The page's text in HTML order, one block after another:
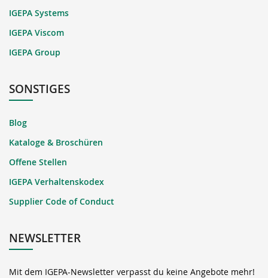
IGEPA Systems
IGEPA Viscom
IGEPA Group
SONSTIGES
Blog
Kataloge & Broschüren
Offene Stellen
IGEPA Verhaltenskodex
Supplier Code of Conduct
NEWSLETTER
Mit dem IGEPA-Newsletter verpasst du keine Angebote mehr!